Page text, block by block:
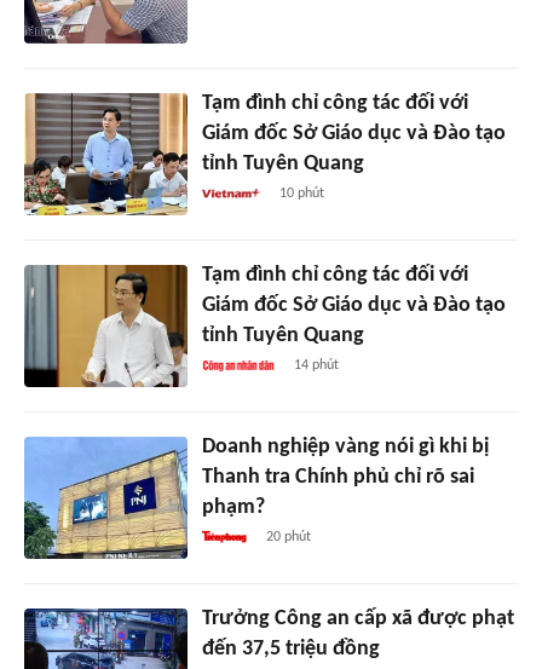
Tạm đình chỉ công tác đối với
Giám đốc Sở Giáo dục và Đào tạo
tỉnh Tuyên Quang
10 phút
Tạm đình chỉ công tác đối với
Giám đốc Sở Giáo dục và Đào tạo
tỉnh Tuyên Quang
14 phút
Doanh nghiệp vàng nói gì khi bị
Thanh tra Chính phủ chỉ rõ sai
phạm?
20 phút
Trưởng Công an cấp xã được phạt
đến 37,5 triệu đồng